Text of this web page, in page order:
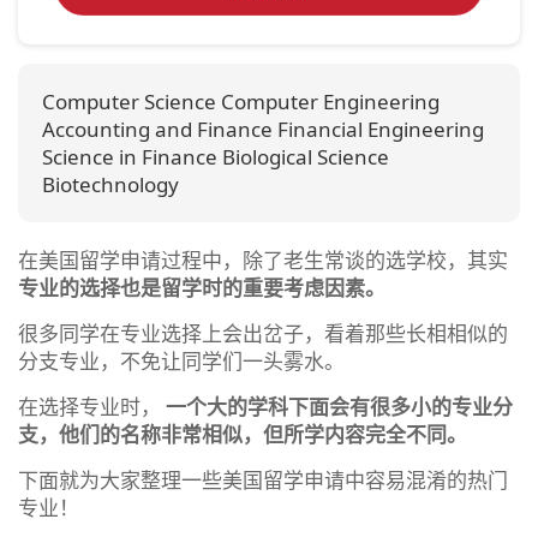
Computer Science Computer Engineering
Accounting and Finance Financial Engineering
Science in Finance Biological Science
Biotechnology
在美国留学申请过程中，除了老生常谈的选学校，其实
专业的选择也是留学时的重要考虑因素。
很多同学在专业选择上会出岔子，看着那些长相相似的
分支专业，不免让同学们一头雾水。
在选择专业时， 一个大的学科下面会有很多小的专业分
支，他们的名称非常相似，但所学内容完全不同。
下面就为大家整理一些美国留学申请中容易混淆的热门
专业！